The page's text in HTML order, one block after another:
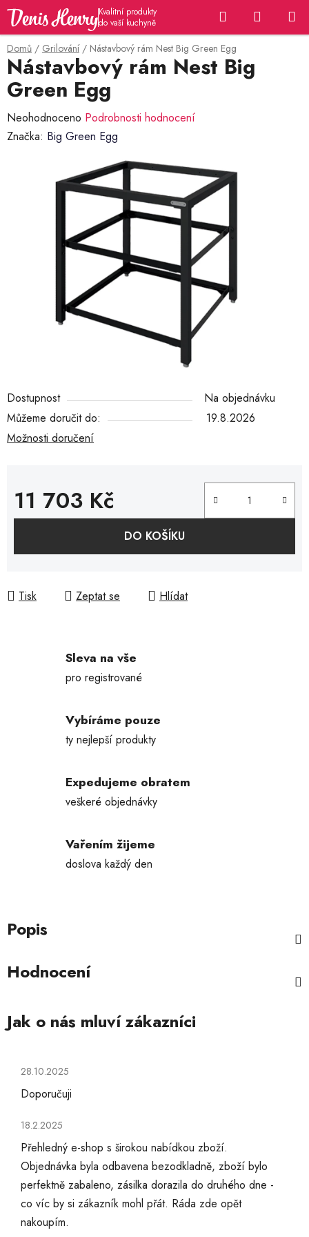
Přejít
obsah
Hledat
KOŠÍK
Domů / Grilování / Nástavbový rám Nest Big Green Egg
Dostupnost
Na objednávku
Můžeme doručit do:
19.8.2026
Možnosti doručení
11 703 Kč
Měrná cena:
DO KOŠÍKU
Tisk Zeptat se Hlídat
Nástavbový rám Nest Big
Green Egg
Průměrné
hodnocení
Neohodnoceno Podrobnosti hodnocení
Značka: Big Green Egg
Sleva na vše
pro registrované
Vybíráme pouze
ty nejlepší produkty
Expedujeme obratem
veškeré objednávky
Vařením žijeme
doslova každý den
Popis
Hodnocení
Hodnocení obchodu je 5 z 5 hvězdiček.
28.10.2025
Doporučuji
Hodnocení obchodu je 5 z 5 hvězdiček.
18.2.2025
Přehledný e-shop s širokou nabídkou zboží.
Objednávka byla odbavena bezodkladně, zboží bylo
perfektně zabaleno, zásilka dorazila do druhého dne -
co víc by si zákazník mohl přát. Ráda zde opět
nakoupím.